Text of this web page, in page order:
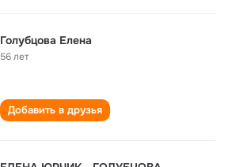
Голубцова Елена
56 лет
Добавить в друзья